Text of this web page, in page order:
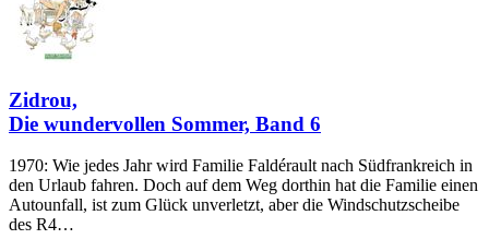
Zidrou,
Die wundervollen Sommer, Band 6
1970: Wie jedes Jahr wird Familie Faldérault nach Südfrankreich in
den Urlaub fahren. Doch auf dem Weg dorthin hat die Familie einen
Autounfall, ist zum Glück unverletzt, aber die Windschutzscheibe
des R4…